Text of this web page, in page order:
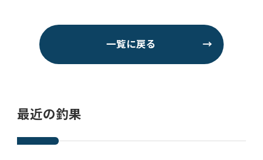
一覧に戻る →
最近の釣果